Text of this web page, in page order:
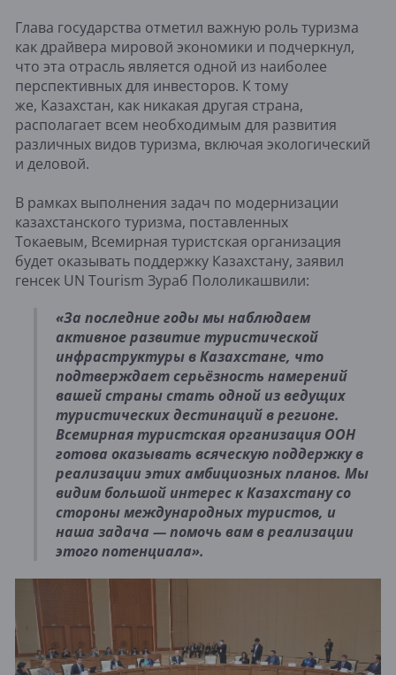
Глава государства отметил важную роль туризма
как драйвера мировой экономики и подчеркнул,
что эта отрасль является одной из наиболее
перспективных для инвесторов. К тому
же, Казахстан, как никакая другая страна,
располагает всем необходимым для развития
различных видов туризма, включая экологический
и деловой.
В рамках выполнения задач по модернизации
казахстанского туризма, поставленных
Токаевым, Всемирная туристская организация
будет оказывать поддержку Казахстану, заявил
генсек UN Tourism Зураб Пололикашвили:
«За последние годы мы наблюдаем
активное развитие туристической
инфраструктуры в Казахстане, что
подтверждает серьёзность намерений
вашей страны стать одной из ведущих
туристических дестинаций в регионе.
Всемирная туристская организация ООН
готова оказывать всяческую поддержку в
реализации этих амбициозных планов. Мы
видим большой интерес к Казахстану со
стороны международных туристов, и
наша задача — помочь вам в реализации
этого потенциала».